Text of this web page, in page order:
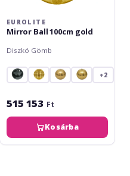
EUROLITE
Mirror Ball 100cm gold
Diszkó Gömb
+2
515 153 Ft
Kosárba